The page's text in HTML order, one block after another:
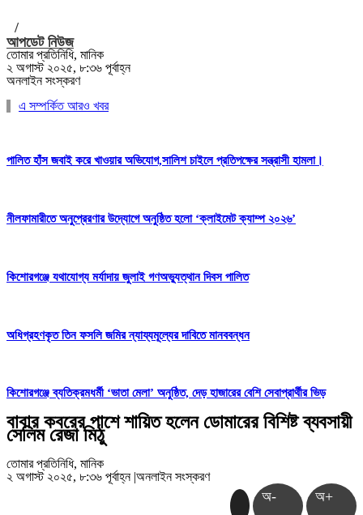
/
আপডেট নিউজ
তোমার প্রতিনিধি, মানিক
২ অগাস্ট ২০২৫, ৮:৩৬ পূর্বাহ্ন
অনলাইন সংস্করণ
এ সম্পর্কিত আরও খবর
পালিত হাঁস জবাই করে খাওয়ার অভিযোগ,সালিশ চাইলে প্রতিপক্ষের সন্ত্রাসী হামলা।
নীলফামারীতে অনুপ্রেরণার উদ্যোগে অনুষ্ঠিত হলো ‘ক্লাইমেট ক্যাম্প ২০২৬’
কিশোরগঞ্জে যথাযোগ্য মর্যাদায় জুলাই গণঅভ্যুত্থান দিবস পালিত
অধিগ্রহণকৃত তিন ফসলি জমির ন্যায্যমূল্যের দাবিতে মানববন্ধন
কিশোরগঞ্জে ব্যতিক্রমধর্মী ‘ভাতা মেলা’ অনুষ্ঠিত, দেড় হাজারের বেশি সেবাপ্রার্থীর ভিড়
বাবার কবরের পাশে শায়িত হলেন ডোমারের বিশিষ্ট ব্যবসায়ী
সেলিম রেজা মিঠু
তোমার প্রতিনিধি, মানিক
২ অগাস্ট ২০২৫, ৮:৩৬ পূর্বাহ্ন |অনলাইন সংস্করণ
অ- অ+